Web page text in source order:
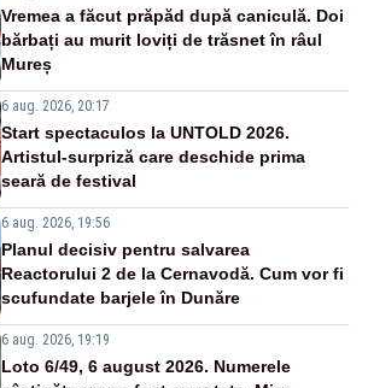
Vremea a făcut prăpăd după caniculă. Doi
bărbați au murit loviți de trăsnet în râul
Mureș
6 aug. 2026, 20:17
Start spectaculos la UNTOLD 2026.
Artistul-surpriză care deschide prima
seară de festival
6 aug. 2026, 19:56
Planul decisiv pentru salvarea
Reactorului 2 de la Cernavodă. Cum vor fi
scufundate barjele în Dunăre
6 aug. 2026, 19:19
Loto 6/49, 6 august 2026. Numerele